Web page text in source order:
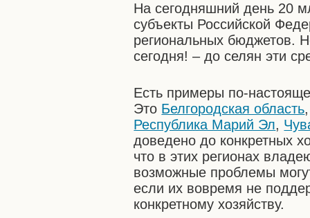
На сегодняшний день 20
субъекты Российской
региональных бюджетов.
сегодня! – до селян эти
Есть примеры по-
Это Белгородская область
Республика Марий Эл,
доведено до конкретных
что в этих регионах
возможные проблемы
если их вовремя не
конкретному хозяйству.